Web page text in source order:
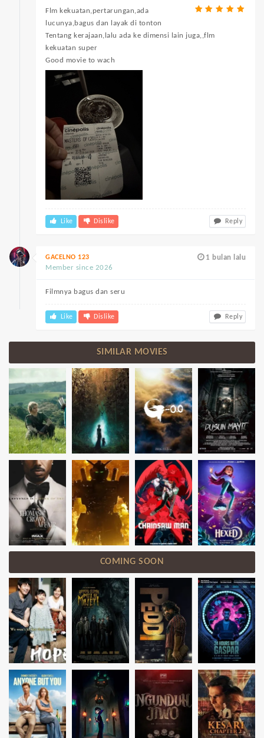
Flm kekuatan,pertarungan,ada
lucunya,bagus dan layak di tonton
Tentang kerajaan,lalu ada ke dimensi lain juga,,flm
kekuatan super
Good movie to wach
Like Dislike Reply
1 bulan lalu
GACELNO 123
Member since 2026
Filmnya bagus dan seru
Like Dislike Reply
SIMILAR MOVIES
COMING SOON